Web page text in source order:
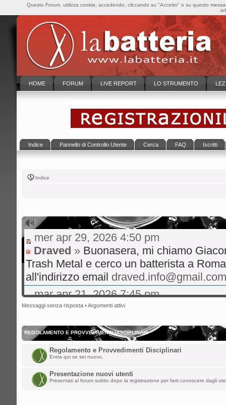
HOME FORUM LIVE REPORT LO STRUMENTO
Indice Pannello di Controllo Utente Cerca FAQ Iscritti
Indice
mer apr 29, 2026 4:50 pm
Draved » Buonasera, mi chiamo
Trash Metal e cerco un batterista a
all'indirizzo email draved.info@gmail.com
mar apr 21, 2026 7:45 pm
gibo66»Ciao a tutti volevo un
bene
mer ott 29, 2025 8:36 am
nikman
sab ago 23, 2025 5:00 am
Messaggi senza risposta •Argomenti attivi
REGOLAMENTO E PROVVEDIMENTI DISCIPLINARI
Regolamento e Provvedimenti Disciplinari
Entra qui se sei nuovo.
Presentazione nuovi utenti
Presentati al forum subito dopo la registrazione per farti conoscere dagli
Questo Forum, utilizza cookie; accedendo, cliccando su "Accetto" o su questo